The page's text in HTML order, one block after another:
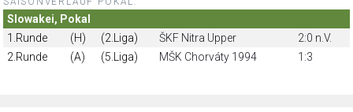
Slowakei, Pokal
1.Runde
(H) (2.Liga) ŠKF Nitra Upper
2:0 n.V.
2.Runde
(A) (5.Liga) MŠK Chorváty 1994 1:3